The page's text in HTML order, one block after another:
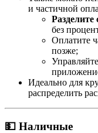
и частичной
без
Оплатите
позже;
Идеально для
распределить
💵 Наличные